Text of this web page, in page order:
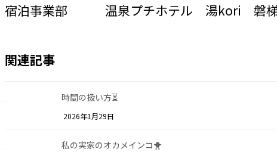
宿泊事業部 温泉プチホテル 湯kori 磐梯
関連記事
時間の扱い方⏳
2026年1月29日
私の実家のオカメインコ🐥